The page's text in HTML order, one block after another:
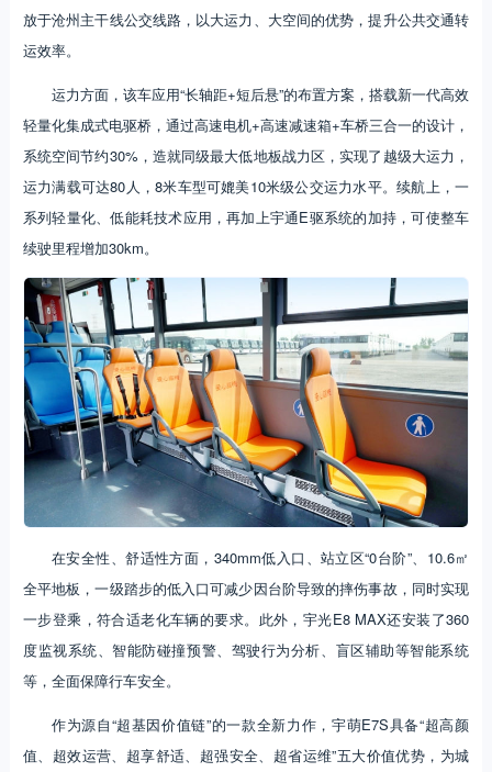
放于沧州主干线公交线路，以大运力、大空间的优势，提升公共交通转
运效率。
运力方面，该车应用“长轴距+短后悬”的布置方案，搭载新一代高效
轻量化集成式电驱桥，通过高速电机+高速减速箱+车桥三合一的设计，
系统空间节约30%，造就同级最大低地板战力区，实现了越级大运力，
运力满载可达80人，8米车型可媲美10米级公交运力水平。续航上，一
系列轻量化、低能耗技术应用，再加上宇通E驱系统的加持，可使整车
续驶里程增加30km。
在安全性、舒适性方面，340mm低入口、站立区“0台阶”、10.6㎡
全平地板，一级踏步的低入口可减少因台阶导致的摔伤事故，同时实现
一步登乘，符合适老化车辆的要求。此外，宇光E8 MAX还安装了360
度监视系统、智能防碰撞预警、驾驶行为分析、盲区辅助等智能系统
等，全面保障行车安全。
作为源自“超基因价值链”的一款全新力作，宇萌E7S具备“超高颜
值、超效运营、超享舒适、超强安全、超省运维”五大价值优势，为城